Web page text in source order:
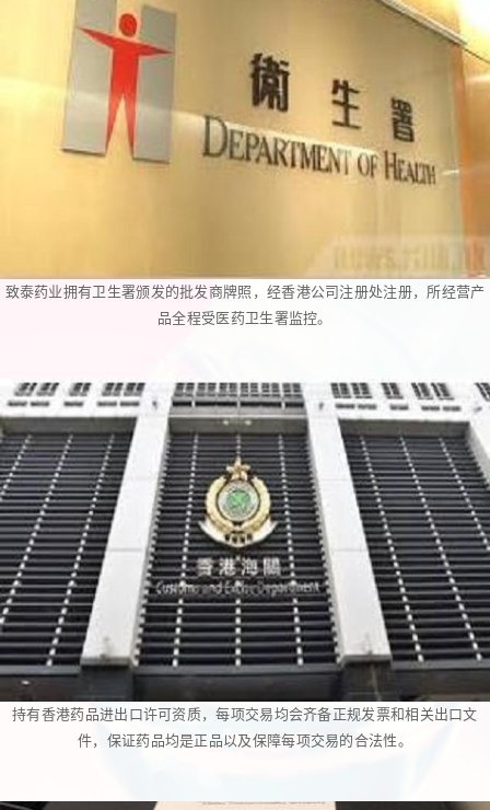
致泰药业拥有卫生署颁发的批发商牌照，经香港公司注册处注册，所经营产
品全程受医药卫生署监控。
持有香港药品进出口许可资质，每项交易均会齐备正规发票和相关出口文
件，保证药品均是正品以及保障每项交易的合法性。